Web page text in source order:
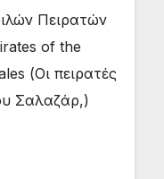
Πειρατών
of the
(Οι πειρατές
Σαλαζάρ,)